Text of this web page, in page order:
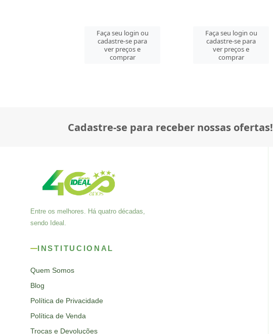
Faça seu login ou
cadastre-se para
ver preços e
comprar
Faça seu login ou
cadastre-se para
ver preços e
comprar
Cadastre-se para receber nossas ofertas!
Entre os melhores. Há quatro décadas,
sendo Ideal.
INSTITUCIONAL
Quem Somos
Blog
Política de Privacidade
Política de Venda
Trocas e Devoluções